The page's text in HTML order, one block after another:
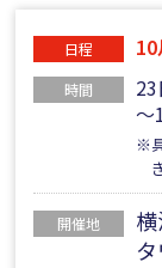
日程 10
時間
～
※
開催地